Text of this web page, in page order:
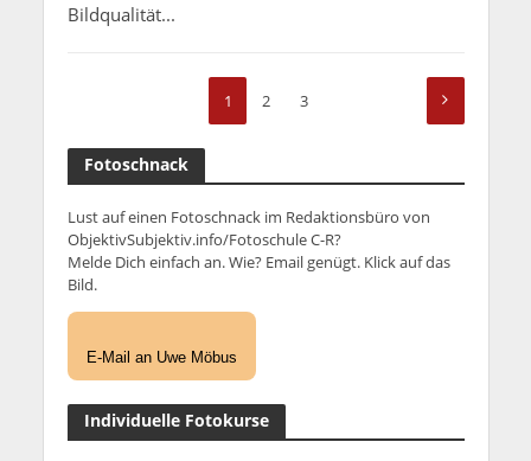
Bildqualität...
1 2 3
Fotoschnack
Lust auf einen Fotoschnack im Redaktionsbüro von
ObjektivSubjektiv.info/Fotoschule C-R?
Melde Dich einfach an. Wie? Email genügt. Klick auf das
Bild.
E-Mail an Uwe Möbus
Individuelle Fotokurse